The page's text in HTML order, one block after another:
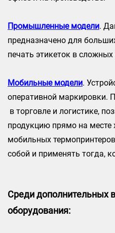
Промышленные модели.
предназначено для
печать этикеток в
Мобильные модели.
оперативной маркировки.
в торговле и логистике,
продукцию прямо на месте
мобильных
собой и применять тогда,
Среди дополнительных
оборудования: